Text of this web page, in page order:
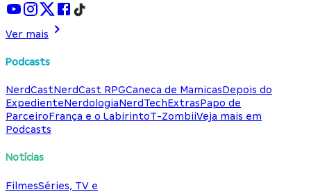
Ver mais
Podcasts
NerdCastNerdCast RPGCaneca de MamicasDepois do
ExpedienteNerdologiaNerdTechExtrasPapo de
ParceiroFrança e o LabirintoT-ZombiiVeja mais em
Podcasts
Notícias
FilmesSéries, TV e